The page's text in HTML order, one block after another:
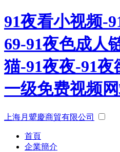
91夜看小视频-
69-91夜色成人
猫-91夜夜-91夜
一级免费视频
上海月顰慶商貿有限公司
首頁
企業簡介